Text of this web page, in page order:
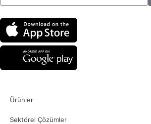
Ürünler
Sektörel Çözümler